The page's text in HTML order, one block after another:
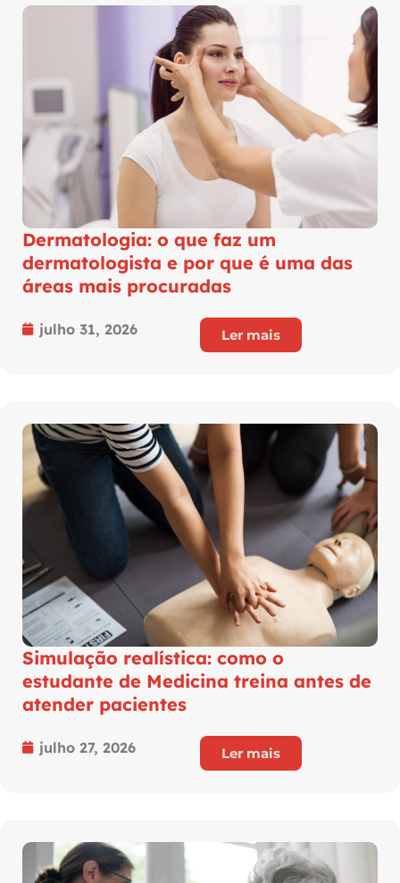
Dermatologia: o que faz um
dermatologista e por que é uma das
áreas mais procuradas
julho 31, 2026 Ler mais
Simulação realística: como o
estudante de Medicina treina antes de
atender pacientes
julho 27, 2026 Ler mais